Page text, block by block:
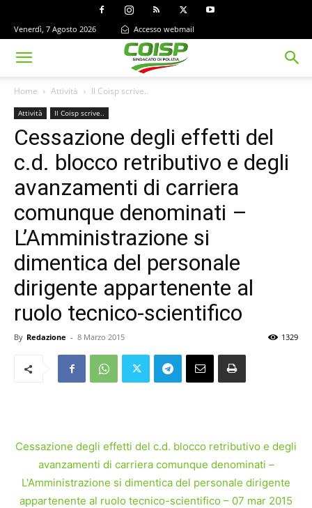
Venerdì, 7 Agosto 2026 Accesso webmail
Home Attività Il Coisp scrive..
Attività Il Coisp scrive..
Cessazione degli effetti del
c.d. blocco retributivo e degli
avanzamenti di carriera
comunque denominati –
L’Amministrazione si
dimentica del personale
dirigente appartenente al
ruolo tecnico-scientifico
By Redazione - 8 Marzo 2015 1329
Cessazione degli effetti del c.d. blocco retributivo e degli
avanzamenti di carriera comunque denominati –
L'Amministrazione si dimentica del personale dirigente
appartenente al ruolo tecnico-scientifico – 07 mar 2015